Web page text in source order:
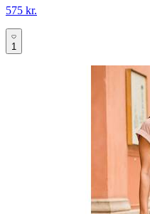
575 kr.
1